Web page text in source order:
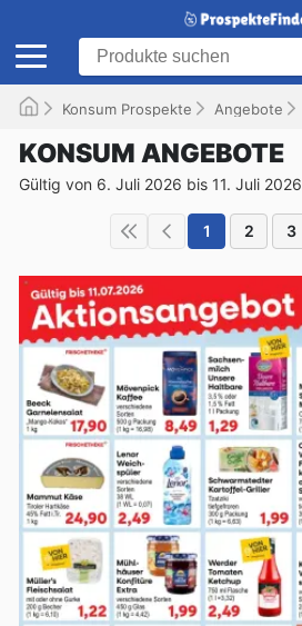
Konsum Prospekte Angebote
KONSUM ANGEBOTE
Gültig von 6. Juli 2026 bis 11. Juli 2026
1 2 3